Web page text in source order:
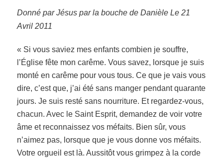
Donné par Jésus par la bouche de Danièle Le 21
Avril 2011
« Si vous saviez mes enfants combien je souffre,
l’Église fête mon carême. Vous savez, lorsque je suis
monté en carême pour vous tous. Ce que je vais vous
dire, c’est que, j’ai été sans manger pendant quarante
jours. Je suis resté sans nourriture. Et regardez-vous,
chacun. Avec le Saint Esprit, demandez de voir votre
âme et reconnaissez vos méfaits. Bien sûr, vous
n’aimez pas, lorsque que je vous donne vos méfaits.
Votre orgueil est là. Aussitôt vous grimpez à la corde